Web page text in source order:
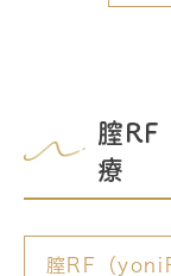
膣RF
療
膣RF（